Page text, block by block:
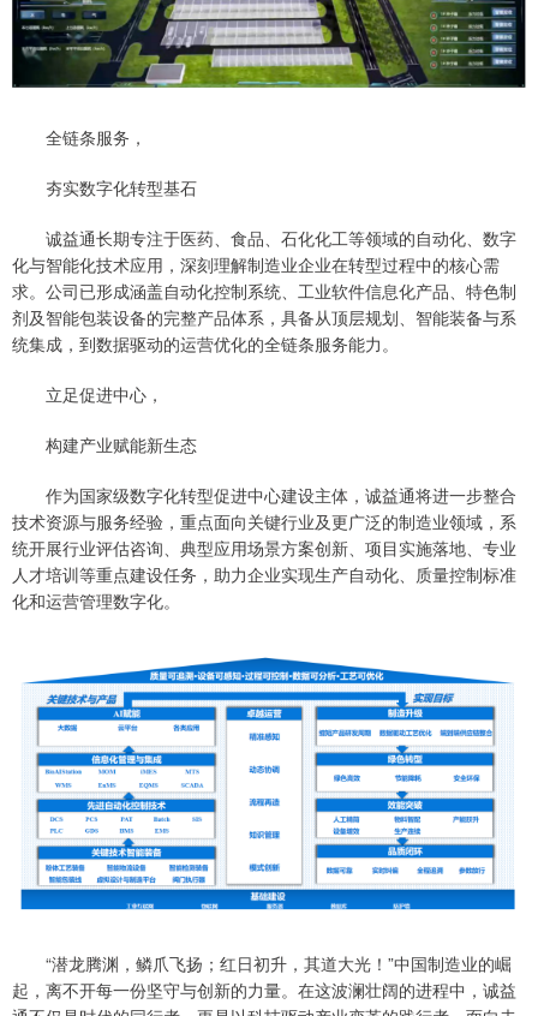
全链条服务，
夯实数字化转型基石
诚益通长期专注于医药、食品、石化化工等领域的自动化、数字
化与智能化技术应用，深刻理解制造业企业在转型过程中的核心需
求。公司已形成涵盖自动化控制系统、工业软件信息化产品、特色制
剂及智能包装设备的完整产品体系，具备从顶层规划、智能装备与系
统集成，到数据驱动的运营优化的全链条服务能力。
立足促进中心，
构建产业赋能新生态
作为国家级数字化转型促进中心建设主体，诚益通将进一步整合
技术资源与服务经验，重点面向关键行业及更广泛的制造业领域，系
统开展行业评估咨询、典型应用场景方案创新、项目实施落地、专业
人才培训等重点建设任务，助力企业实现生产自动化、质量控制标准
化和运营管理数字化。
“潜龙腾渊，鳞爪飞扬；红日初升，其道大光！”中国制造业的崛
起，离不开每一份坚守与创新的力量。在这波澜壮阔的进程中，诚益